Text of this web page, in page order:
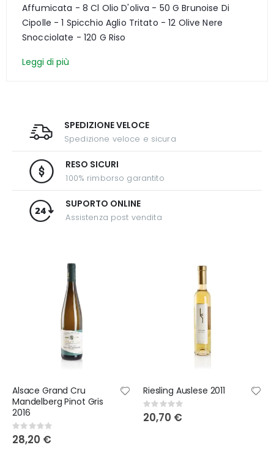
Affumicata - 8 Cl Olio D'oliva - 50 G Brunoise Di
Cipolle - 1 Spicchio Aglio Tritato - 12 Olive Nere
Snocciolate - 120 G Riso
Leggi di più
SPEDIZIONE VELOCE
Spedizione veloce e sicura
RESO SICURI
100% rimborso garantito
SUPORTO ONLINE
Assistenza post vendita
Alsace Grand Cru
Mandelberg Pinot Gris
2016
Rating:
0%
28,20 €
Riesling Auslese 2011
Rating:
0%
20,70 €